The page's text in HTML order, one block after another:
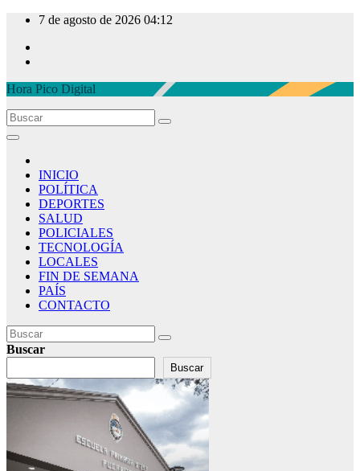
contenido
7 de agosto de 2026 04:12
Hora Pico Digital
INICIO
POLÍTICA
DEPORTES
SALUD
POLICIALES
TECNOLOGÍA
LOCALES
FIN DE SEMANA
PAÍS
CONTACTO
Buscar
Buscar